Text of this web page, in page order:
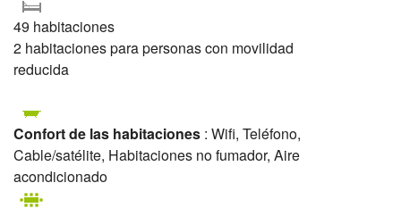
49 habitaciones
2 habitaciones para personas con movilidad
reducida
Confort de las habitaciones : Wifi, Teléfono,
Cable/satélite, Habitaciones no fumador, Aire
acondicionado